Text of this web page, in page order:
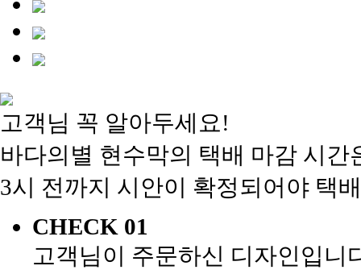
고객님 꼭 알아두세요!
바다의별 현수막의 택배 마감 시간
3시 전까지 시안이 확정되어야 택
CHECK 01
고객님이 주문하신 디자인입니